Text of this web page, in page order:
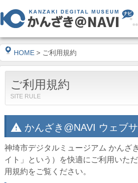
HOME > ご利用規約
ご利用規約
SITE RULE
warning かんざき@NAVI ウェブ
神埼市デジタルミュージアム かんざ
イト」という）を快適にご利用いた
用規約をご覧ください。